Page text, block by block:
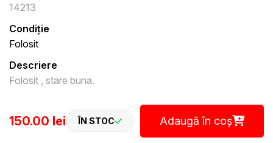
14213
Condiție
Folosit
Descriere
Folosit , stare buna.
150.00 lei ÎN STOC Adaugă în coș